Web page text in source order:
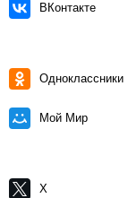
ВКонтакте
Одноклассники
Мой Мир
X